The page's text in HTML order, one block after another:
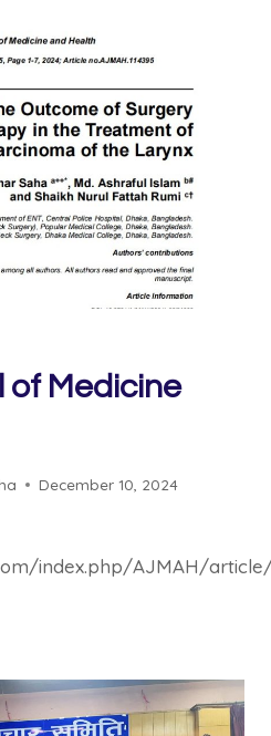
of Medicine
December 10, 2024
index.php/AJMAH/